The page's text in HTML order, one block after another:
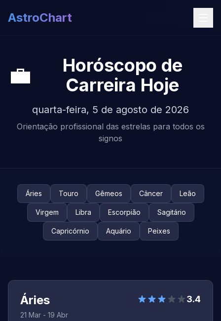
AstroChart
💼
Horóscopo de
Carreira Hoje
quarta-feira, 5 de agosto de 2026
Orientação profissional das estrelas para todos os
signos
Áries Touro Gêmeos Câncer Leão
Virgem Libra Escorpião Sagitário
Capricórnio Aquário Peixes
Áries
21 Mar - 19 Abr
3.4